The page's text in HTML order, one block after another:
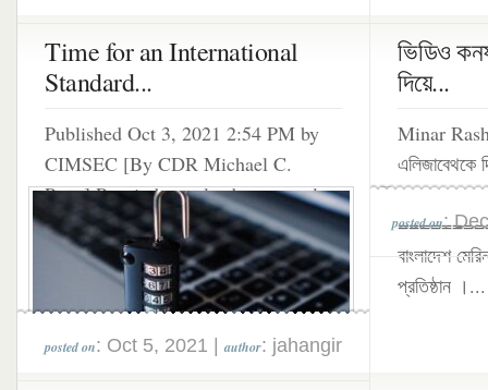
Time for an International
Standard...
Published Oct 3, 2021 2:54 PM by
CIMSEC [By CDR Michael C.
Petta] Port industry leaders recently
submitted cybersecurity...
posted on: Oct 5, 2021 |author: jahangir
ভিডিও
দিয়ে...
Minar
এলিজাবেথকে
হতো
বাংলাদেশ
প্রতিষ্ঠান ।...
posted on: